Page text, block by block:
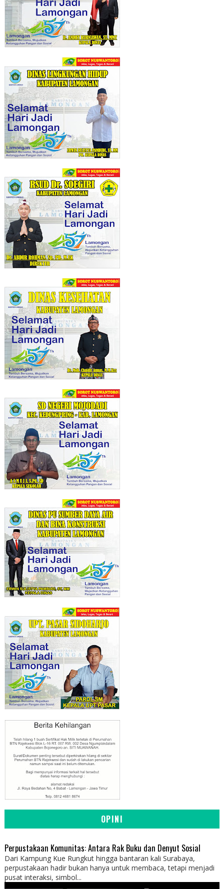
OPINI
Perpustakaan Komunitas: Antara Rak Buku dan Denyut Sosial
Dari Kampung Kue Rungkut hingga bantaran kali Surabaya,
perpustakaan hadir bukan hanya untuk membaca, tetapi menjadi
pusat interaksi, simbol...